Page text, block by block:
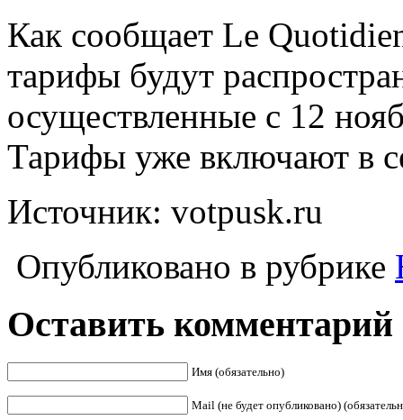
Как сообщает Le
тарифы будут
осуществленные с 12
Тарифы уже включают в
Источник: votpusk.ru
Опубликовано в рубрике
Оставить комментарий
Имя (обязательно)
Mail (не будет опубликовано)